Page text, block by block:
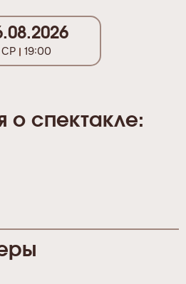
СР 19:00
о спектакле: